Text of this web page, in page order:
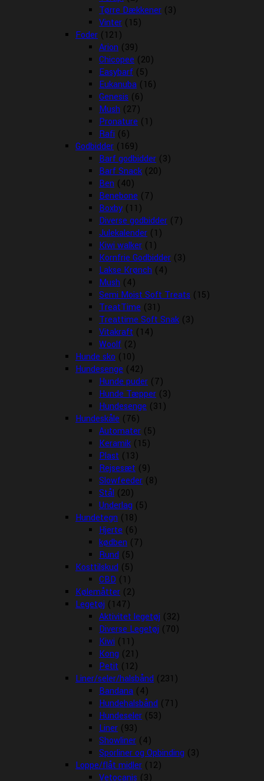
Tørre Dækkener (3)
Vinter (15)
Foder (121)
Arion (39)
Chicopee (20)
Easybarf (5)
Eukanuba (16)
Genesis (6)
Mush (27)
Pronature (1)
Rafi (6)
Godbidder (169)
Barf godbidder (3)
Barf Snack (20)
Ben (40)
Benebone (7)
Boxby (11)
Diverse godbidder (7)
Julekalender (1)
Kiwi walker (1)
Kornfrie Godbidder (3)
Lakse Krønch (4)
Mush (4)
Semi Moist Soft Treats (15)
TreatTime (31)
Treattime Soft Snak (3)
Vitakraft (14)
Woolf (2)
Hunde sko (10)
Hundesenge (42)
Hunde puder (7)
Hunde Tæpper (3)
Hundesenge (31)
Hundeskåle (76)
Automater (5)
Keramik (15)
Plast (13)
Rejsesæt (9)
Slowfeeder (8)
Stål (20)
Underlag (5)
Hundetegn (18)
Hjerte (6)
kødben (7)
Rund (5)
Kosttilskud (5)
CBD (1)
Kølemåtter (2)
Legetøj (147)
Aktivitet legetøj (32)
Diverse Legetøj (70)
Kiwi (11)
Kong (21)
Petit (12)
Liner/seler/halsbånd (231)
Bandana (4)
Hundehalsbånd (71)
Hundeseler (53)
Liner (93)
Showliner (4)
Sporliner og Opbinding (3)
Loppe/flåt midler (12)
Vetocanis (3)